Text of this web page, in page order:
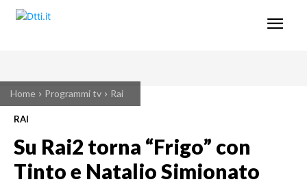
Home Programmi tv Rai
RAI
Su Rai2 torna “Frigo” con
Tinto e Natalio Simionato